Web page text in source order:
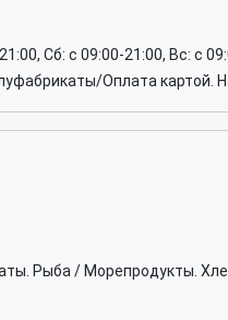
Сб: c 09:00-21:00, Вс: c
Оплата картой.
Рыба / Морепродукты.